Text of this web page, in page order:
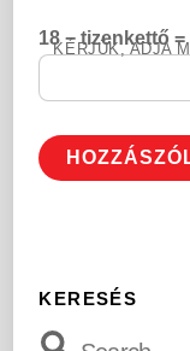
KÉRJÜK, ADJA
18 − tizenkettő =
KERESÉS